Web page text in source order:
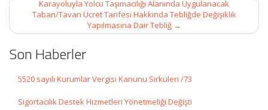
Karayoluyla Yolcu Taşımacılığı Alanında Uygulanacak
Taban/Tavan Ücret Tarifesi Hakkında Tebliğde Değişiklik
Yapılmasına Dair Tebliğ →
Son Haberler
5520 sayılı Kurumlar Vergisi Kanunu Sirküleri /73
Sigortacılık Destek Hizmetleri Yönetmeliği Değişti